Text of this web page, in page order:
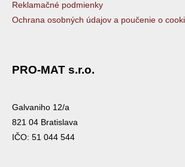
Reklamačné podmienky
Ochrana osobných údajov a poučenie o
PRO-MAT s.r.o.
Galvaniho 12/a
821 04 Bratislava
IČO: 51 044 544